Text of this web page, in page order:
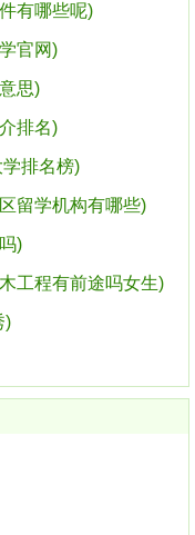
有哪些呢)
官网)
思)
排名)
排名榜)
留学机构有哪些)
)
工程有前途吗女生)
)